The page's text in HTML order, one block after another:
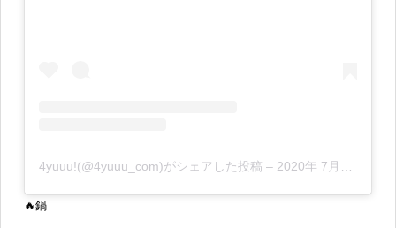
4yuuu!(@4yuuu_com)がシェアした投稿 – 2020年 7月月23日午後7時58分PDT
🔥鍋